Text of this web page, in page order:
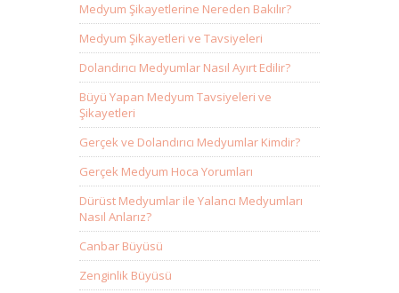
Medyum Şikayetlerine Nereden Bakılır?
Medyum Şikayetleri ve Tavsiyeleri
Dolandırıcı Medyumlar Nasıl Ayırt Edilir?
Büyü Yapan Medyum Tavsiyeleri ve
Şikayetleri
Gerçek ve Dolandırıcı Medyumlar Kimdir?
Gerçek Medyum Hoca Yorumları
Dürüst Medyumlar ile Yalancı Medyumları
Nasıl Anlarız?
Canbar Büyüsü
Zenginlik Büyüsü